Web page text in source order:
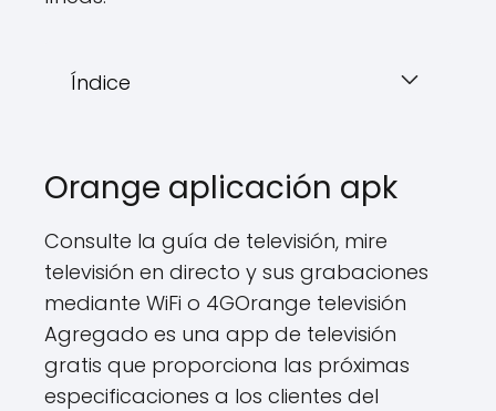
Índice
Orange aplicación apk
Consulte la guía de televisión, mire
televisión en directo y sus grabaciones
mediante WiFi o 4GOrange televisión
Agregado es una app de televisión
gratis que proporciona las próximas
especificaciones a los clientes del